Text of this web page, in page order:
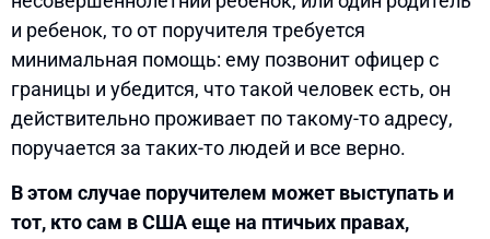
и ребенок, то от поручителя требуется
минимальная помощь: ему позвонит офицер с
границы и убедится, что такой человек есть, он
действительно проживает по такому-то адресу,
поручается за таких-то людей и все верно.
В этом случае поручителем может выступать и
тот, кто сам в США еще на птичьих правах,